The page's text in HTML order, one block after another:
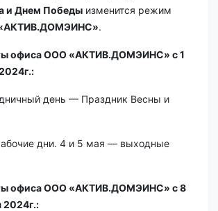
и Днем Победы изменится режим
.
офиса ООО «АКТИВ.ДОМЭИНС» с 1
день — Праздник Весны и
дни. 4 и 5 мая — выходные
офиса ООО «АКТИВ.ДОМЭИНС» с 8
2024г.: